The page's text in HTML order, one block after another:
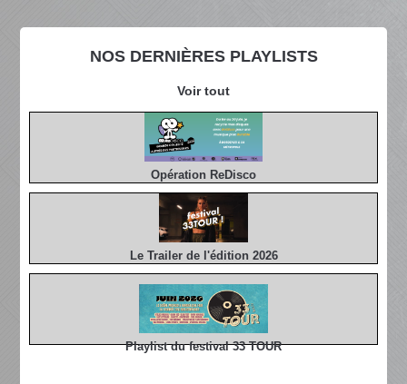
NOS DERNIÈRES PLAYLISTS
Voir tout
Opération ReDisco
Le Trailer de l'édition 2026
Playlist du festival 33 TOUR